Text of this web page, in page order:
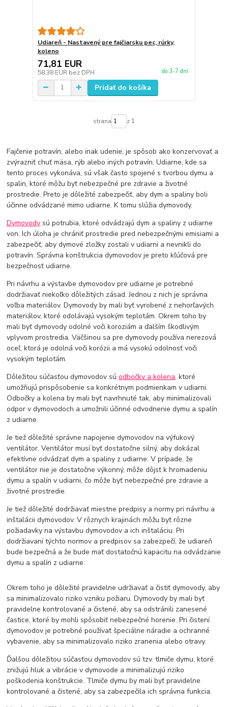
Udiareň - Nastavený pre fajčiarsku pec, rúrky,
koleno
71,81 EUR
58,38 EUR bez DPH do 3-7 dní
Pridať do košíka
strana z 1
Fajčenie potravín, alebo inak udenie, je spôsob ako konzervovať a
zvýrazniť chuť mäsa, rýb alebo iných potravín. Udiarne, kde sa
tento proces vykonáva, sú však často spojené s tvorbou dymu a
spalin, ktoré môžu byť nebezpečné pre zdravie a životné
prostredie. Preto je dôležité zabezpečiť, aby dym a spaliny boli
účinne odvádzané mimo udiarne. K tomu slúžia dymovody.
Dymovody sú potrubia, ktoré odvádzajú dym a spaliny z udiarne
von. Ich úloha je chrániť prostredie pred nebezpečnými emisiami a
zabezpečiť, aby dymové zložky zostali v udiarni a nevnikli do
potravín. Správna konštrukcia dymovodov je preto kľúčová pre
bezpečnosť udiarne.
Pri návrhu a výstavbe dymovodov pre udiarne je potrebné
dodržiavať niekoľko dôležitých zásad. Jednou z nich je správna
voľba materiálov. Dymovody by mali byť vyrobené z nehorľavých
materiálov, ktoré odolávajú vysokým teplotám. Okrem toho by
mali byť dymovody odolné voči koroziám a ďalším škodlivým
vplyvom prostredia. Väčšinou sa pre dymovody používa nerezová
oceľ, ktorá je odolná voči korózii a má vysokú odolnosť voči
vysokým teplotám.
Dôležitou súčasťou dymovodov súodbočky a kolena, ktoré
umožňujú prispôsobenie sa konkrétnym podmienkam v udiarni.
Odbočky a kolena by mali byť navrhnuté tak, aby minimalizovali
odpor v dymovodoch a umožnili účinné odvodnenie dymu a spalín
z udiarne.
Je tiež dôležité správne napojenie dymovodov na výfukový
ventilátor. Ventilátor musí byť dostatočne silný, aby dokázal
efektívne odvádzať dym a spaliny z udiarne. V prípade, že
ventilátor nie je dostatočne výkonný, môže dôjsť k hromadeniu
dymu a spalín v udiarni, čo môže byť nebezpečné pre zdravie a
životné prostredie.
Je tiež dôležité dodržiavať miestne predpisy a normy pri návrhu a
inštalácii dymovodov. V rôznych krajinách môžu byť rôzne
požiadavky na výstavbu dymovodov a ich inštaláciu. Pri
dodržiavaní týchto normov a predpisov sa zabezpečí, že udiareň
bude bezpečná a že bude mať dostatočnú kapacitu na odvádzanie
dymu a spalín z udiarne.
Okrem toho je dôležité pravidelne udržiavať a čistiť dymovody, aby
sa minimalizovalo riziko vzniku požiaru. Dymovody by mali byť
pravidelne kontrolované a čistené, aby sa odstránili zanesené
častice, ktoré by mohli spôsobiť nebezpečné horenie. Pri čistení
dymovodov je potrebné používať špeciálne náradie a ochranné
vybavenie, aby sa minimalizovalo riziko zranenia alebo otravy.
Ďalšou dôležitou súčasťou dymovodov sú tzv. tlmiče dymu, ktoré
znižujú hluk a vibrácie v dymovode a minimalizujú riziko
poškodenia konštrukcie. Tlmiče dymu by mali byť pravidelne
kontrolované a čistené, aby sa zabezpečila ich správna funkcia.